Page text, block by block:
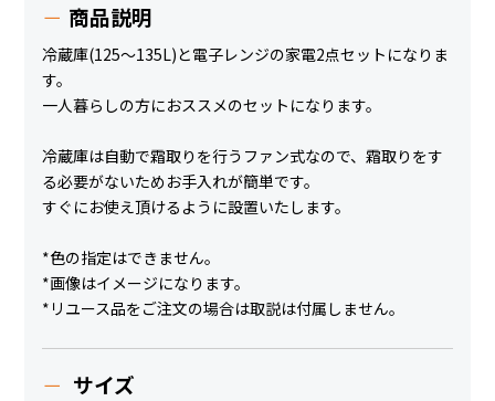
商品説明
冷蔵庫(125～135L)と電子レンジの家電2点セットになりま
す。
一人暮らしの方におススメのセットになります。
冷蔵庫は自動で霜取りを行うファン式なので、霜取りをす
る必要がないためお手入れが簡単です。
すぐにお使え頂けるように設置いたします。
*色の指定はできません。
*画像はイメージになります。
*リユース品をご注文の場合は取説は付属しません。
サイズ